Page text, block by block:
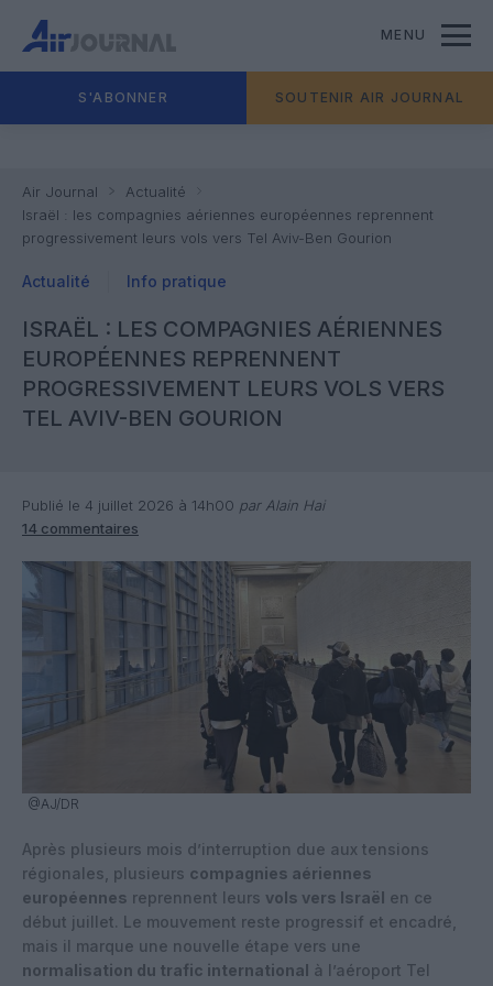
MENU
S'ABONNER SOUTENIR AIR JOURNAL
Air Journal
Actualité
Israël : les compagnies aériennes européennes reprennent
progressivement leurs vols vers Tel Aviv-Ben Gourion
Actualité Info pratique
ISRAËL : LES COMPAGNIES AÉRIENNES
EUROPÉENNES REPRENNENT
PROGRESSIVEMENT LEURS VOLS VERS
TEL AVIV-BEN GOURION
Publié le 4 juillet 2026 à 14h00 par Alain Hai
14 commentaires
@AJ/DR
Après plusieurs mois d’interruption due aux tensions
régionales, plusieurs compagnies aériennes
européennes reprennent leurs vols vers Israël en ce
début juillet. Le mouvement reste progressif et encadré,
mais il marque une nouvelle étape vers une
normalisation du trafic international à l’aéroport Tel